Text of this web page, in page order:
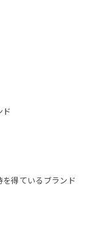
ド
得ているブランド